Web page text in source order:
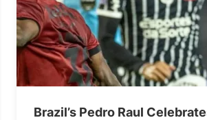
Brazil’s Pedro Raul